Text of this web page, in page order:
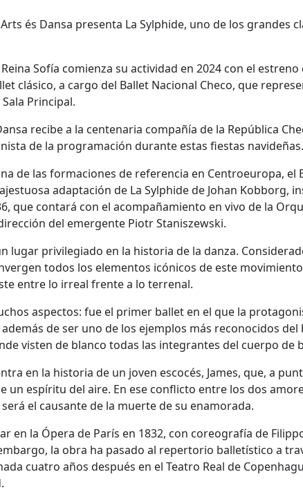
Sofía comienza su actividad en 2024 con el
clásico, a cargo del Ballet Nacional Checo, que
Principal.
recibe a la centenaria compañía de la República
de la programación durante estas fiestas navideñas.
de las formaciones de referencia en Centroeuropa, el
adaptación de La Sylphide de Johan Kobborg,
que contará con el acompañamiento en vivo de la
del emergente Piotr Staniszewski.
lugar privilegiado en la historia de la danza.
todos los elementos icónicos de este
entre lo irreal frente a lo terrenal.
aspectos: fue el primer ballet en el que la
de ser uno de los ejemplos más reconocidos
visten de blanco todas las integrantes del cuerpo de
en la historia de un joven escocés, James, que, a
un espíritu del aire. En ese conflicto entre los dos
el causante de la muerte de su enamorada.
en la Ópera de París en 1832, con coreografía de
la obra ha pasado al repertorio balletístico a
cuatro años después en el Teatro Real de